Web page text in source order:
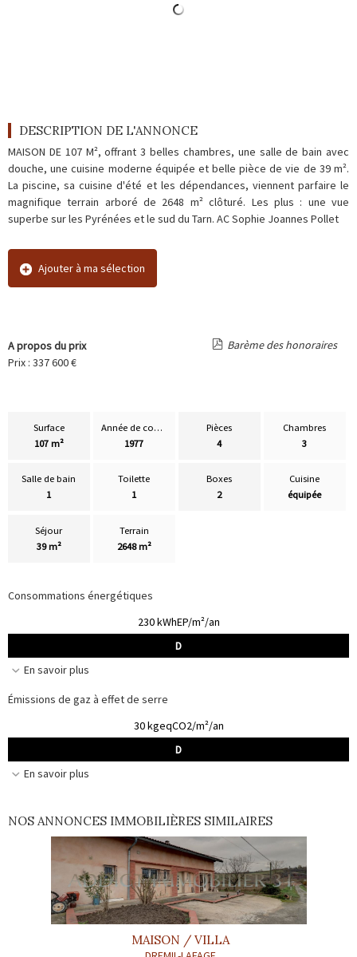
DESCRIPTION DE L'ANNONCE
MAISON DE 107 M², offrant 3 belles chambres, une salle de bain avec
douche, une cuisine moderne équipée et belle pièce de vie de 39 m².
La piscine, sa cuisine d'été et les dépendances, viennent parfaire le
magnifique terrain arboré de 2648 m² clôturé. Les plus : une vue
superbe sur les Pyrénées et le sud du Tarn. AC Sophie Joannes Pollet
Ajouter à ma sélection
A propos du prix
Barème des honoraires
Prix : 337 600 €
Surface
107 m²
Année de construction
1977
Pièces
4
Chambres
3
Salle de bain
1
Toilette
1
Boxes
2
Cuisine
équipée
Séjour
39 m²
Terrain
2648 m²
Consommations énergétiques
230 kWhEP/m²/an
D
En savoir plus
Émissions de gaz à effet de serre
30 kgeqCO2/m²/an
D
En savoir plus
NOS ANNONCES IMMOBILIÈRES SIMILAIRES
MAISON / VILLA